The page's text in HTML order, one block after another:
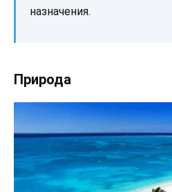
назначения.
Природа